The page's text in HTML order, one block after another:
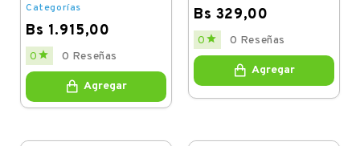
Categorías
Bs 1.915,00
Price
0  0 Reseñas
Agregar
Bs 329,00
Price
0  0 Reseñas
Agregar